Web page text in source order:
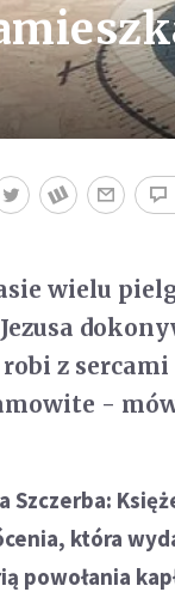
wielu
robi z
-
Szczerba:
która
powołania